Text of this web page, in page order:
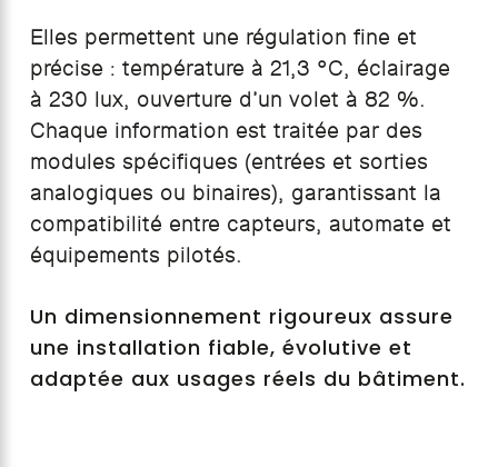
Elles permettent une régulation fine et
précise : température à 21,3 °C, éclairage
à 230 lux, ouverture d’un volet à 82 %.
Chaque information est traitée par des
modules spécifiques (entrées et sorties
analogiques ou binaires), garantissant la
compatibilité entre capteurs, automate et
équipements pilotés.
Un dimensionnement rigoureux assure
une installation fiable, évolutive et
adaptée aux usages réels du bâtiment.